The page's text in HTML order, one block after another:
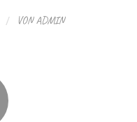
/ VONADMIN